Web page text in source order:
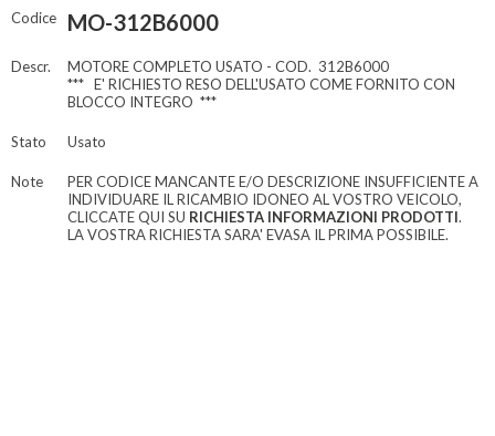
Codice MO-312B6000
Descr.
MOTORE COMPLETO USATO - COD. 312B6000
*** E' RICHIESTO RESO DELL'USATO COME FORNITO CON
BLOCCO INTEGRO ***
Stato Usato
Note
PER CODICE MANCANTE E/O DESCRIZIONE INSUFFICIENTE A
INDIVIDUARE IL RICAMBIO IDONEO AL VOSTRO VEICOLO,
CLICCATE QUI SU RICHIESTA INFORMAZIONI PRODOTTI.
LA VOSTRA RICHIESTA SARA' EVASA IL PRIMA POSSIBILE.